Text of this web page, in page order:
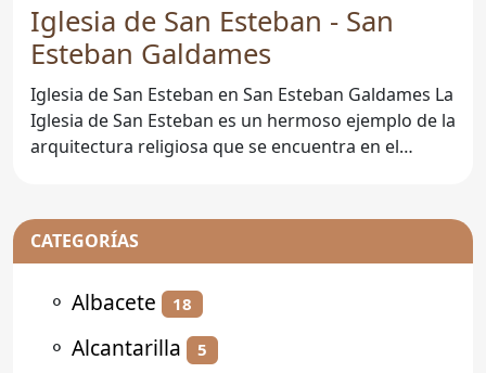
Iglesia de San Esteban - San
Esteban Galdames
Iglesia de San Esteban en San Esteban Galdames La
Iglesia de San Esteban es un hermoso ejemplo de la
arquitectura religiosa que se encuentra en el
CATEGORÍAS
⚬ Albacete 18
⚬ Alcantarilla 5